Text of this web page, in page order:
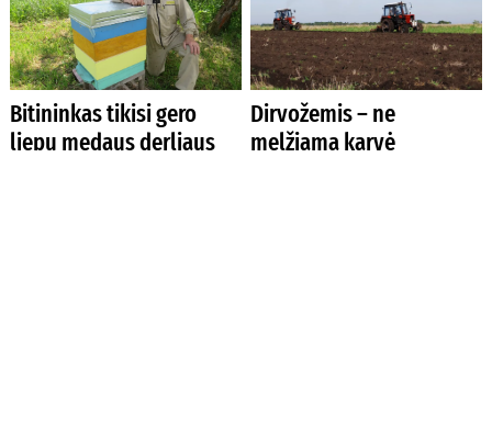
Bitininkas tikisi gero
liepų medaus derliaus
Dirvožemis – ne
melžiama karvė